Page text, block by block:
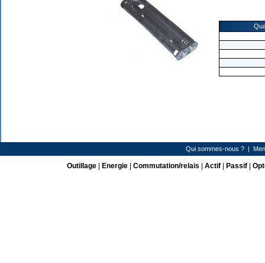
Qui sommes-nous ? |
Outillage| Energie| Commutation/relais Actif| Passif|